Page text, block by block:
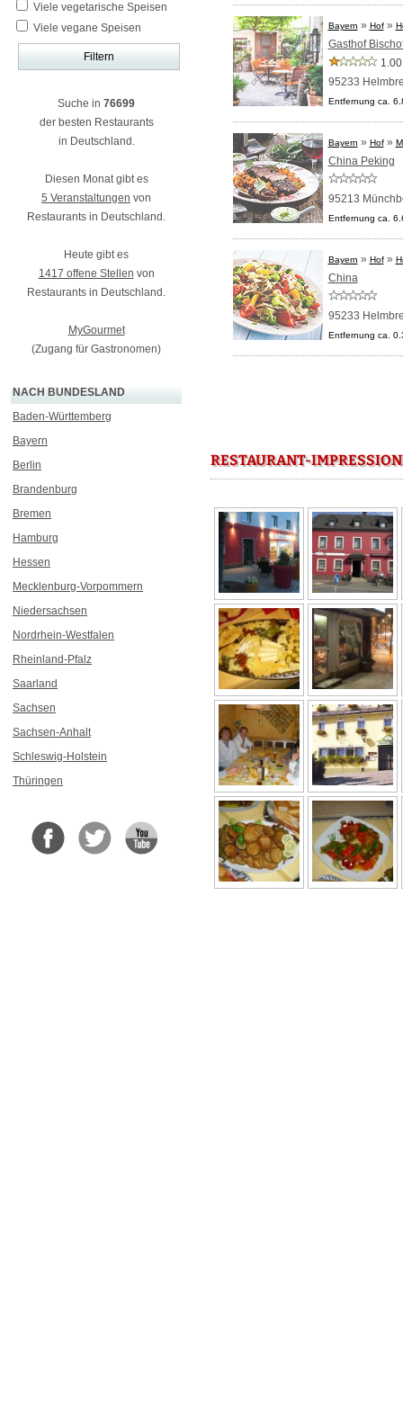
Viele vegetarische Speisen
Viele vegane Speisen
Suche in 76699
der besten Restaurants
in Deutschland.
Diesen Monat gibt es
5 Veranstaltungen von
Restaurants in Deutschland.
Heute gibt es
1417 offene Stellen von
Restaurants in Deutschland.
MyGourmet
(Zugang für Gastronomen)
NACH BUNDESLAND
Baden-Württemberg
Bayern
Berlin
Brandenburg
Bremen
Hamburg
Hessen
Mecklenburg-Vorpommern
Niedersachsen
Nordrhein-Westfalen
Rheinland-Pfalz
Saarland
Sachsen
Sachsen-Anhalt
Schleswig-Holstein
Thüringen
Bayern » Hof»
Gasthof
95233
Entfernung ca.
Bayern » Hof»
China Peking
95213
Entfernung ca.
Bayern » Hof»
China
95233
Entfernung ca.
RESTAURANT-